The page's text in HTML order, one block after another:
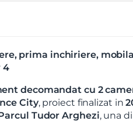
prima inchiriere,
4
decomandat cu 2
City, proiect finalizat in
Tudor Arghezi, una